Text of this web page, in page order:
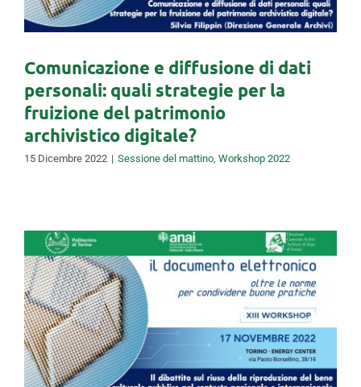
Comunicazione e diffusione di dati
personali: quali strategie per la
fruizione del patrimonio
archivistico digitale?
15 Dicembre 2022 | Sessione del mattino, Workshop 2022
Il dibattito sul riuso della
riproduzione del bene
culturale pubblico nel
contesto nazionale e
internazionale